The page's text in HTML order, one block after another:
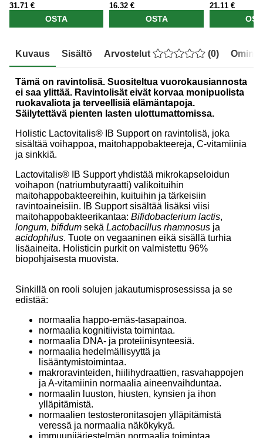
31.71 €
OSTA
16.32 €
OSTA
21.11 €
Kuvaus Sisältö Arvostelut (0)
Tämä on ravintolisä. Suositeltua vuorokausiannosta
ei saa ylittää. Ravintolisät eivät korvaa monipuolista
ruokavaliota ja terveellisiä elämäntapoja.
Säilytettävä pienten lasten ulottumattomissa.
Holistic Lactovitalis® IB Support on ravintolisä, joka
sisältää voihappoa, maitohappobakteereja, C-vitamiinia
ja sinkkiä.
Lactovitalis® IB Support yhdistää mikrokapseloidun
voihapon (natriumbutyraatti) valikoituihin
maitohappobakteereihin, kuituihin ja tärkeisiin
ravintoaineisiin. IB Support sisältää lisäksi viisi
maitohappobakteerikantaa: Bifidobacterium lactis,
longum, bifidum sekä Lactobacillus rhamnosus ja
acidophilus. Tuote on vegaaninen eikä sisällä turhia
lisäaineita. Holisticin purkit on valmistettu 96%
biopohjaisesta muovista.
Sinkillä on rooli solujen jakautumisprosessissa ja se
edistää:
normaalia happo-emäs-tasapainoa.
normaalia kognitiivista toimintaa.
normaalia DNA- ja proteiinisynteesiä.
normaalia hedelmällisyyttä ja
lisääntymistoimintaa.
makroravinteiden, hiilihydraattien, rasvahappojen
ja A-vitamiinin normaalia aineenvaihduntaa.
normaalin luuston, hiusten, kynsien ja ihon
ylläpitämistä.
normaalien testosteronitasojen ylläpitämistä
veressä ja normaalia näkökykyä.
immuunijärjestelmän normaalia toimintaa.